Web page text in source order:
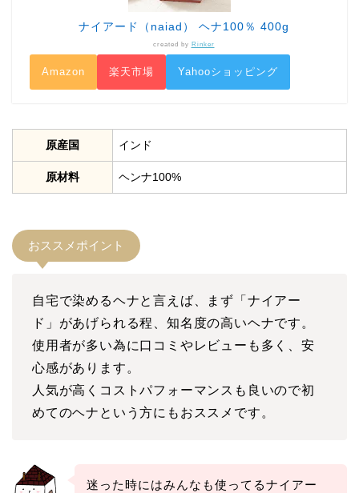
ナイアード（naiad） ヘナ100％ 400g
created by Rinker
Amazon 楽天市場 Yahooショッピング
原産国 インド
原材料 ヘンナ100%
おススメポイント
自宅で染めるヘナと言えば、まず「ナイアー
ド」があげられる程、知名度の高いヘナです。
使用者が多い為に口コミやレビューも多く、安
心感があります。
人気が高くコストパフォーマンスも良いので初
めてのヘナという方にもおススメです。
迷った時にはみんなも使ってるナイアー